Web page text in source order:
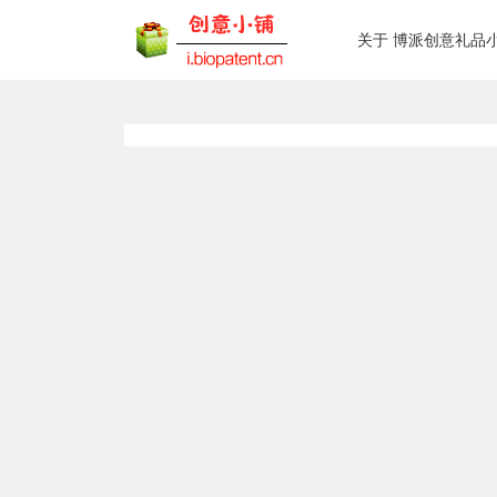
关于 博派创意礼品